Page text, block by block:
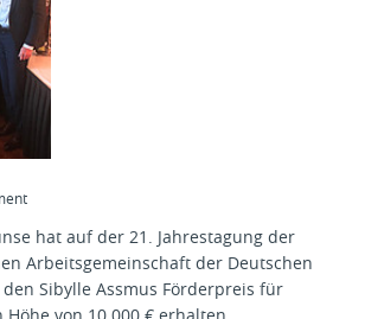
hat auf der 21. Jahrestagung der
Arbeitsgemeinschaft der Deutschen
Sibylle Assmus Förderpreis für